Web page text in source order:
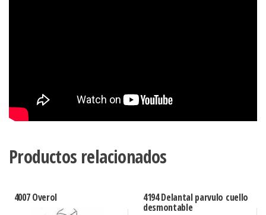
Productos relacionados
4007 Overol 4194 Delantal parvulo cuello
desmontable